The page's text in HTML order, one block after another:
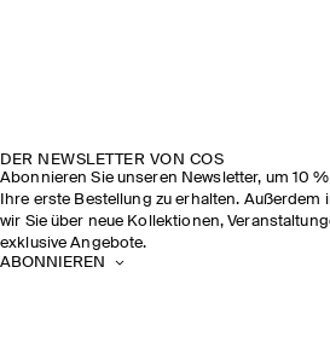
DER NEWSLETTER VON COS
Abonnieren Sie unseren Newsletter, um 10
Ihre erste Bestellung zu erhalten. Außerdem
wir Sie über neue Kollektionen,
exklusive Angebote.
ABONNIEREN